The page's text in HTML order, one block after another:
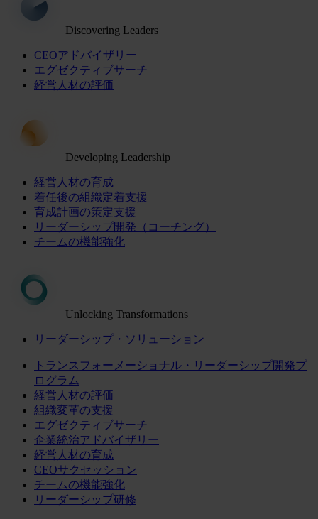
Discovering Leaders
CEOアドバイザリー
エグゼクティブサーチ
経営人材の評価
Developing Leadership
経営人材の育成
着任後の組織定着支援
育成計画の策定支援
リーダーシップ開発（コーチング）
チームの機能強化
Unlocking Transformations
リーダーシップ・ソリューション
トランスフォーメーショナル・リーダーシップ開発プ
ログラム
経営人材の評価
組織変革の支援
エグゼクティブサーチ
企業統治アドバイザリー
経営人材の育成
CEOサクセッション
チームの機能強化
リーダーシップ研修